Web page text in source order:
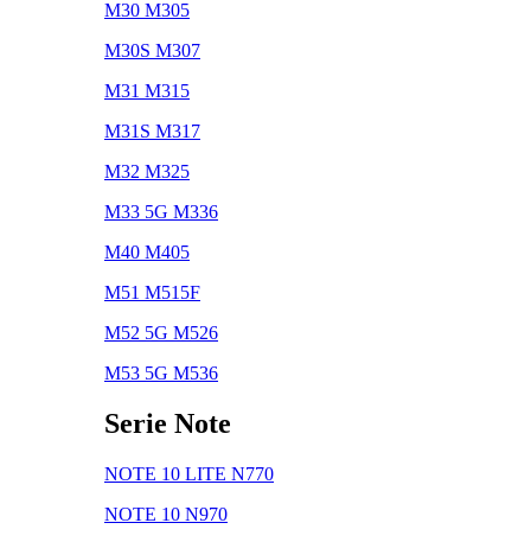
M30 M305
M30S M307
M31 M315
M31S M317
M32 M325
M33 5G M336
M40 M405
M51 M515F
M52 5G M526
M53 5G M536
Serie Note
NOTE 10 LITE N770
NOTE 10 N970